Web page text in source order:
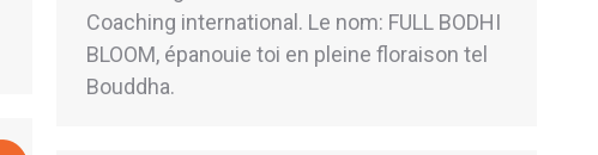
Coaching international. Le nom: FULL BODHI
BLOOM, épanouie toi en pleine floraison tel
Bouddha.